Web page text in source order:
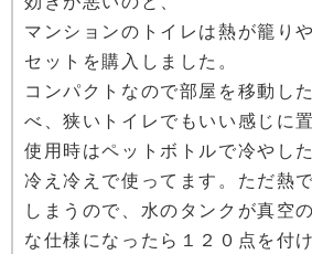
マンションのトイレは熱が籠り
セットを購入しました。
コンパクトなので部屋を移動し
べ、狭いトイレでもいい感じに
使用時はペットボトルで冷やし
冷え冷えで使ってます。ただ熱
しまうので、水のタンクが真空
な仕様になったら１２０点を付け